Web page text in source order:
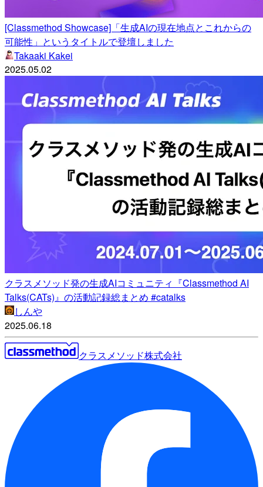
[Classmethod Showcase]「生成AIの現在地点とこれからの
可能性」というタイトルで登壇しました
Takaaki Kakei
2025.05.02
クラスメソッド発の生成AIコミュニティ『Classmethod AI
Talks(CATs)』の活動記録総まとめ #catalks
しんや
2025.06.18
クラスメソッド株式会社